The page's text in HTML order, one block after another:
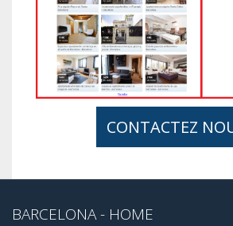
CONTACTEZ
BARCELONA - HOME